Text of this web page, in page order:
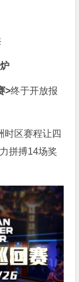
>终于开放报
时区赛程让四
拼搏14场奖